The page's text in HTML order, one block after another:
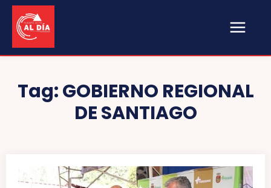
Tag:GOBIERNO REGIONAL
DE SANTIAGO